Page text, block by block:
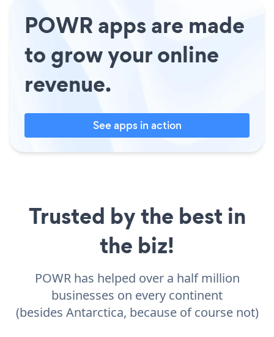
POWR apps are made
to grow your online
revenue.
See apps in action
Trusted by the best in
the biz!
POWR has helped over a half million
businesses on every continent
(besides Antarctica, because of course not)